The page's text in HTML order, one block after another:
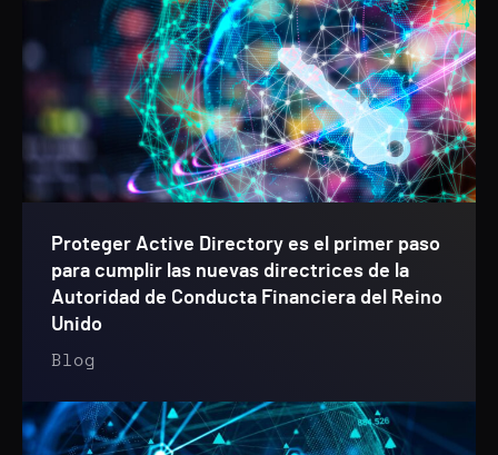
Proteger Active Directory es el primer paso
para cumplir las nuevas directrices de la
Autoridad de Conducta Financiera del Reino
Unido
Blog